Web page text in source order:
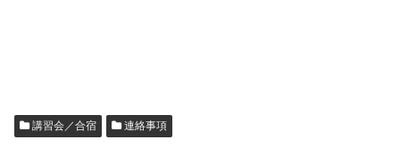
講習会／合宿 連絡事項